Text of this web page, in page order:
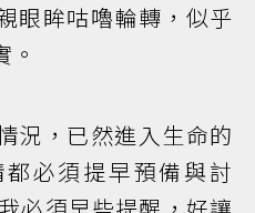
眼眸咕嚕輪轉，似乎
況，已然進入生命的
必須提早預備與討